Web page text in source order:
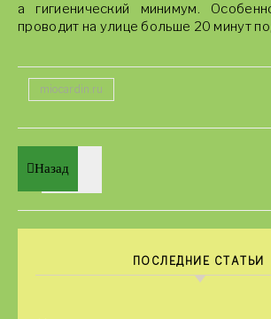
а гигиенический минимум.
проводит на улице больше 20 минут
miocardin.ru
Назад
ПОСЛЕДНИЕ СТАТЬИ